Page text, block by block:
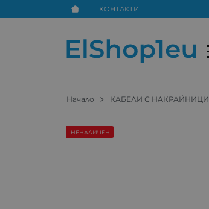
КОНТАКТИ
Начало КАБЕЛИ С НАКРАЙНИЦИ
НЕНАЛИЧЕН